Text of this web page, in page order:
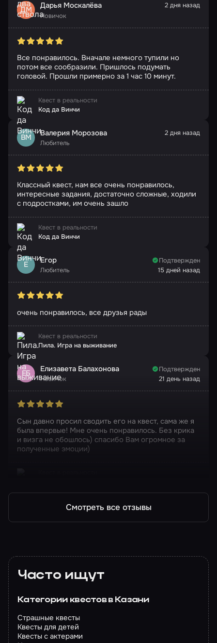
ДМ Дарья Москалëва
Новичок
2 дня назад
Все понравилось. Вначале немного тупили но
потом все сообразили. Пришлось подумать
головой. Прошли примерно за 1 час 10 минут.
Квест в реальности
Код да Винчи
ВМ Валерия Морозова
Любитель
2 дня назад
Классный квест, нам все очень понравилось,
интересные задания, достаточно сложные, ходили
с подростками, им очень зашло
Квест в реальности
Код да Винчи
Е Егор
Любитель
Подтвержден
15 дней назад
очень понравилось, все друзья рады
Квест в реальности
Пила. Игра на выживание
ЕБ Елизавета Балахонова
Новичок
Подтвержден
21 день назад
Сын давно просил сводить его на квест, сама же я
была впервые! Мне очень понравилось. Без крика
и визга не обошлось) спасибо Вам огромное за
полученные эмоции)
Смотреть все отзывы
Часто ищут
Категории квестов в Казани
Страшные квесты
Квесты для детей
Квесты с актерами